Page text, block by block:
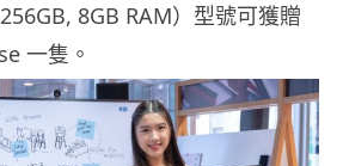
8GB RAM）型號可獲贈
一隻。